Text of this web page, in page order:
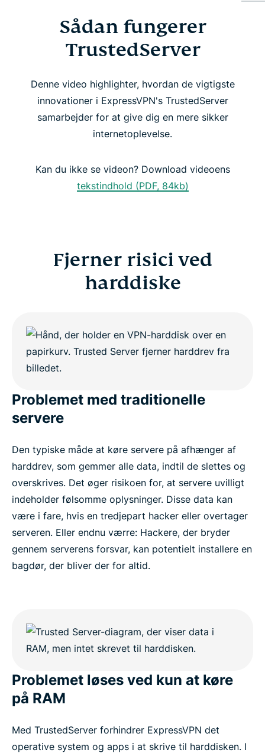
Sådan fungerer TrustedServer
Fjerner risici ved harddiske
TrustedServer øger pålidelighed og sikkerhed
TrustedServer: øger sikkerheden
Få den eneste VPN med TrustedServer-teknologi
Sådan fungerer
TrustedServer
Denne video highlighter, hvordan de vigtigste
innovationer i ExpressVPN's TrustedServer
samarbejder for at give dig en mere sikker
internetoplevelse.
Kan du ikke se videon? Download videoens
tekstindhold (PDF, 84kb)
Fjerner risici ved
harddiske
Problemet med traditionelle
servere
Den typiske måde at køre servere på afhænger af
harddrev, som gemmer alle data, indtil de slettes og
overskrives. Det øger risikoen for, at servere uvilligt
indeholder følsomme oplysninger. Disse data kan
være i fare, hvis en tredjepart hacker eller overtager
serveren. Eller endnu værre: Hackere, der bryder
gennem serverens forsvar, kan potentielt installere en
bagdør, der bliver der for altid.
Problemet løses ved kun at køre
på RAM
Med TrustedServer forhindrer ExpressVPN det
operative system og apps i at skrive til harddisken. I